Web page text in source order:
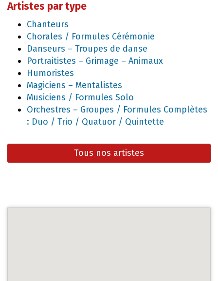
Artistes par type
Chanteurs
Chorales / Formules Cérémonie
Danseurs – Troupes de danse
Portraitistes – Grimage – Animaux
Humoristes
Magiciens – Mentalistes
Musiciens / Formules Solo
Orchestres – Groupes / Formules Complètes
: Duo / Trio / Quatuor / Quintette
Tous nos artistes